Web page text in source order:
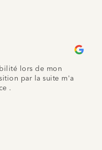
lors de mon
par la suite m'a
.